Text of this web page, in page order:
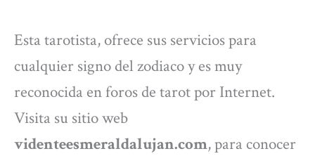
Esta tarotista, ofrece sus servicios para
cualquier signo del zodiaco y es muy
reconocida en foros de tarot por Internet.
Visita su sitio web
videnteesmeraldalujan.com, para conocer